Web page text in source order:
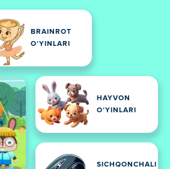
BRAINROT
OʻYINLARI
HAYVON
OʻYINLARI
SICHQONCHALI